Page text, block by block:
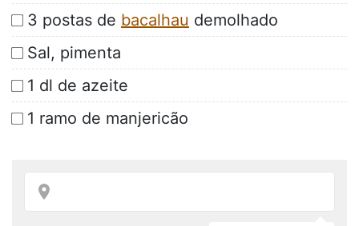
3 postas de bacalhau demolhado
Sal, pimenta
1 dl de azeite
1 ramo de manjericão